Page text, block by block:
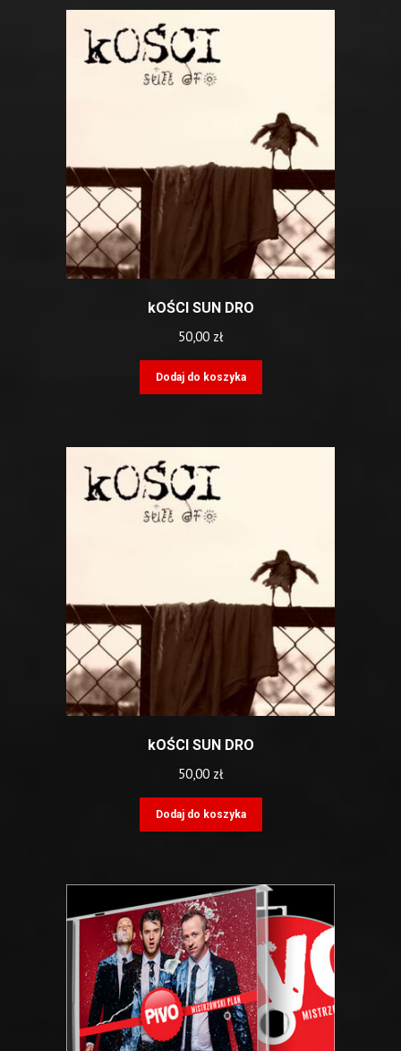
kOŚCI SUN DRO
50,00 zł
Dodaj do koszyka
kOŚCI SUN DRO
50,00 zł
Dodaj do koszyka